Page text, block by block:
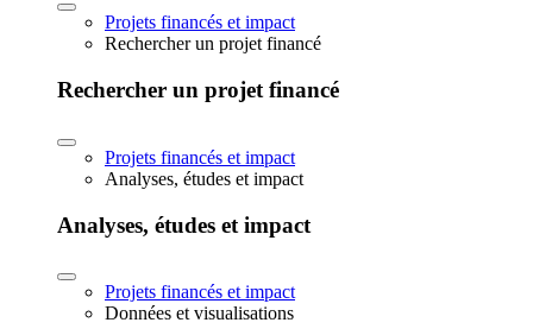
Projets financés et impact
Rechercher un projet financé
Rechercher un projet financé
Projets financés et impact
Analyses, études et impact
Analyses, études et impact
Projets financés et impact
Données et visualisations